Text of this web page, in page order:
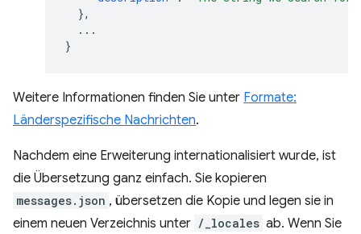
},
...
}
Weitere Informationen finden Sie unter Formate:
Länderspezifische Nachrichten.
Nachdem eine Erweiterung internationalisiert wurde, ist
die Übersetzung ganz einfach. Sie kopieren
messages.json , übersetzen die Kopie und legen sie in
einem neuen Verzeichnis unter /_locales ab. Wenn Sie